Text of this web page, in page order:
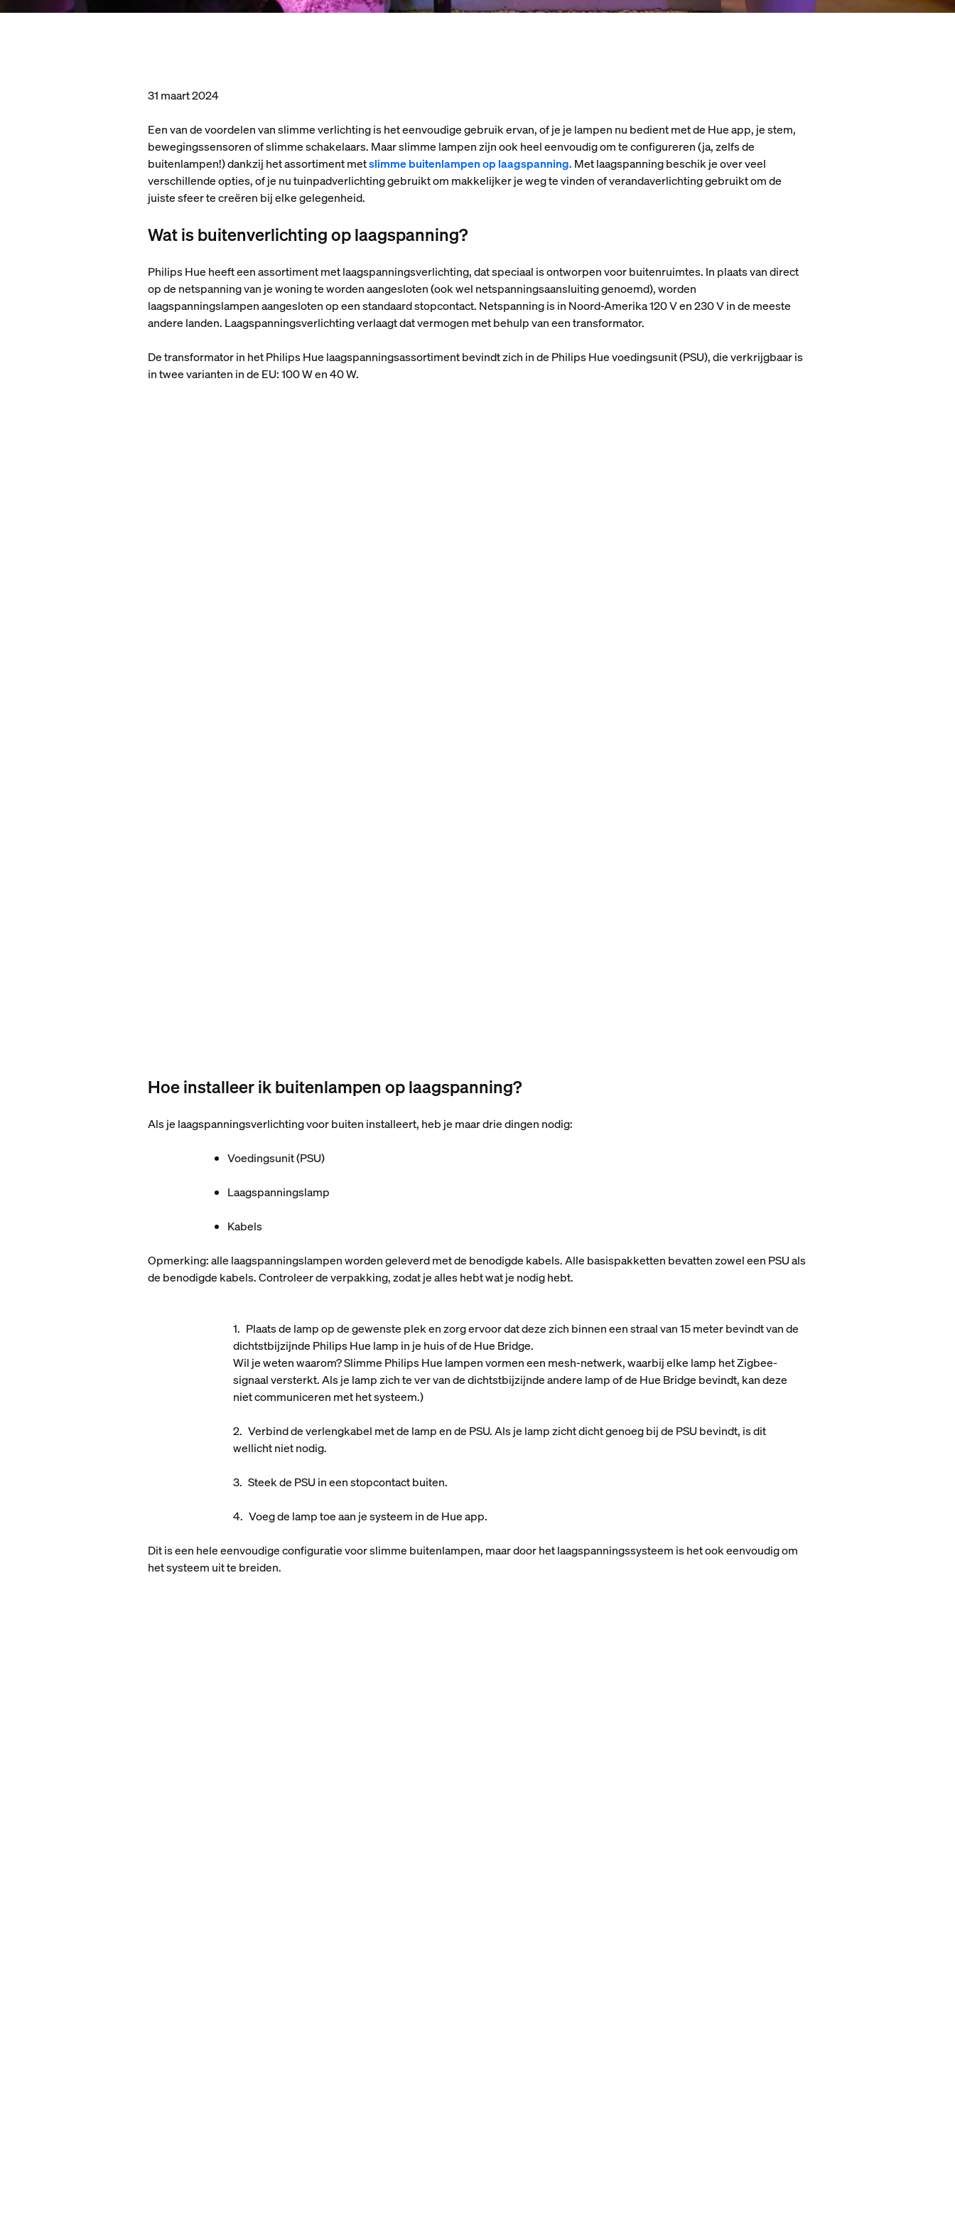
31 maart 2024
Een van de voordelen van slimme verlichting is het eenvoudige gebruik ervan, of je je lampen nu bedient met de Hue app, je stem,
bewegingssensoren of slimme schakelaars. Maar slimme lampen zijn ook heel eenvoudig om te configureren (ja, zelfs de
buitenlampen!) dankzij het assortiment metslimme buitenlampen op laagspanning. Met laagspanning beschik je over veel
verschillende opties, of je nu tuinpadverlichting gebruikt om makkelijker je weg te vinden of verandaverlichting gebruikt om de
juiste sfeer te creëren bij elke gelegenheid.
Wat is buitenverlichting op laagspanning?
Philips Hue heeft een assortiment met laagspanningsverlichting, dat speciaal is ontworpen voor buitenruimtes. In plaats van direct
op de netspanning van je woning te worden aangesloten (ook wel netspanningsaansluiting genoemd), worden
laagspanningslampen aangesloten op een standaard stopcontact. Netspanning is in Noord-Amerika 120 V en 230 V in de meeste
andere landen. Laagspanningsverlichting verlaagt dat vermogen met behulp van een transformator.
De transformator in het Philips Hue laagspanningsassortiment bevindt zich in de Philips Hue voedingsunit (PSU), die verkrijgbaar is
in twee varianten in de EU: 100 W en 40 W.
Hoe installeer ik buitenlampen op laagspanning?
Als je laagspanningsverlichting voor buiten installeert, heb je maar drie dingen nodig:
Voedingsunit (PSU)
Laagspanningslamp
Kabels
Opmerking: alle laagspanningslampen worden geleverd met de benodigde kabels. Alle basispakketten bevatten zowel een PSU als
de benodigde kabels. Controleer de verpakking, zodat je alles hebt wat je nodig hebt.
Plaats de lamp op de gewenste plek en zorg ervoor dat deze zich binnen een straal van 15 meter bevindt van de
dichtstbijzijnde Philips Hue lamp in je huis of de Hue Bridge.
Wil je weten waarom? Slimme Philips Hue lampen vormen een mesh-netwerk, waarbij elke lamp het Zigbee-
signaal versterkt. Als je lamp zich te ver van de dichtstbijzijnde andere lamp of de Hue Bridge bevindt, kan deze
niet communiceren met het systeem.)
Verbind de verlengkabel met de lamp en de PSU. Als je lamp zicht dicht genoeg bij de PSU bevindt, is dit
wellicht niet nodig.
Steek de PSU in een stopcontact buiten.
Voeg de lamp toe aan je systeem in de Hue app.
Dit is een hele eenvoudige configuratie voor slimme buitenlampen, maar door het laagspanningssysteem is het ook eenvoudig om
het systeem uit te breiden.